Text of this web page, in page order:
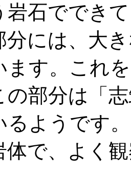
岩石ででき
には、大
ます。これ
の部分は「
るようです
体で、よく